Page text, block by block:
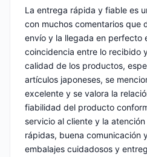
La entrega rápida y fiable es
con muchos comentarios que
envío y la llegada en perfecto
coincidencia entre lo recibido
calidad de los productos,
artículos japoneses, se
excelente y se valora la
fiabilidad del producto
servicio al cliente y la
rápidas, buena comunicación
embalajes cuidadosos y